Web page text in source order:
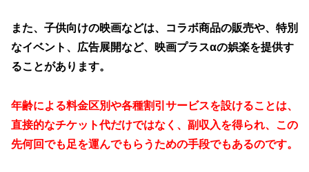
また、子供向けの映画などは、コラボ商品の販売や、特別
なイベント、広告展開など、映画プラスαの娯楽を提供す
ることがあります。
年齢による料金区別や各種割引サービスを設けることは、
直接的なチケット代だけではなく、副収入を得られ、この
先何回でも足を運んでもらうための手段でもあるのです。